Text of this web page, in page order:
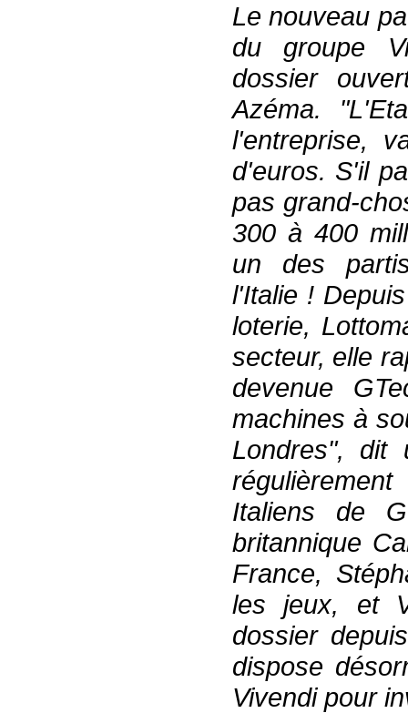
Le nouveau
du groupe
dossier
Azéma.
l'entreprise,
d'euros. S'il
pas grand-
300 à 400
un des
l'Italie !
loterie,
secteur, elle
devenue
machines à
Londres", dit
Italiens de
britannique
France,
les jeux, et
dossier
dispose
Vivendi pour